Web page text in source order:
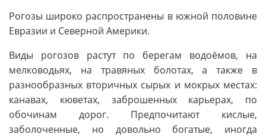
Рогозы широко распространены в южной половине
Евразии и Северной Америки.
Виды рогозов растут по берегам водоёмов, на
мелководьях, на травяных болотах, а также в
разнообразных вторичных сырых и мокрых местах:
канавах, кюветах, заброшенных карьерах, по
обочинам дорог. Предпочитают кислые,
заболоченные, но довольно богатые, иногда